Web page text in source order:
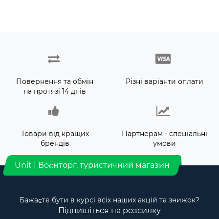
Повернення та обмін
на протязі 14 днів
Різні варіанти оплати
Товари від кращих
брендів
Партнерам - спеціальні
умови
Unit | Воєнторг, туристичний магазин
Бажаєте бути в курсі всіх наших акцій та знижок?
Підпишіться на розсилку